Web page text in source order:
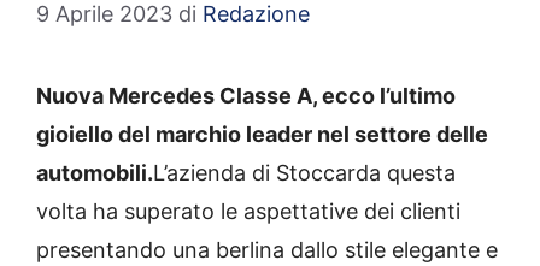
9 Aprile 2023 di Redazione
Nuova Mercedes Classe A, ecco l’ultimo
gioiello del marchio leader nel settore delle
automobili.L’azienda di Stoccarda questa
volta ha superato le aspettative dei clienti
presentando una berlina dallo stile elegante e